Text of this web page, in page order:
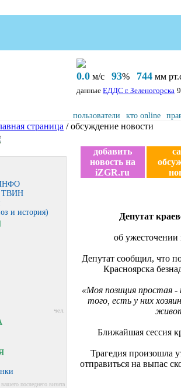
0.0 м/с 93% 744 мм
данные ЕДДС г. Зеленогорска
пользователи кто online
страница / обсуждение новости
ИНФО
ТВИН
и история)
чел.
последнего визита
добавить
новость на
iZGR.ru
Депутат
об
Депутат сообщил, что
Красноярска
«Моя позиция простая -
того, есть у них
Ближайшая сессия
Трагедия произошла
отправиться на выпас